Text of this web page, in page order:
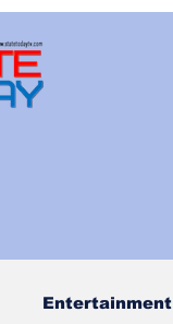
Entertainment